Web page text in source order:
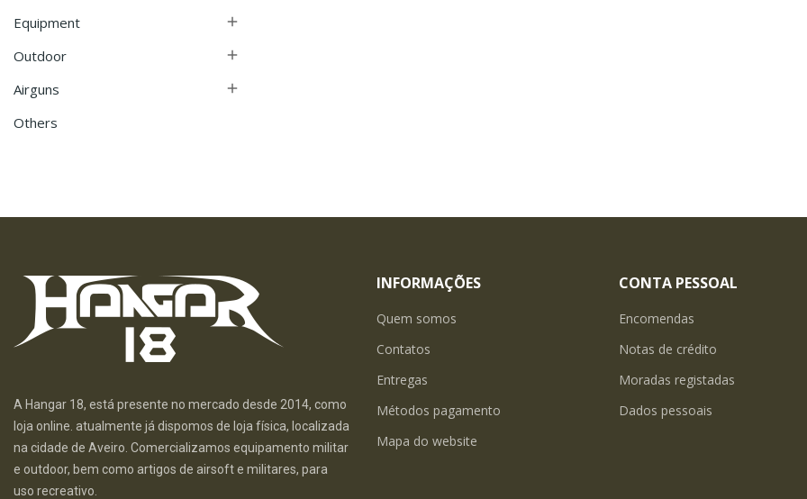
Equipment 
Outdoor 
Airguns 
Others
A Hangar 18, está presente no mercado desde 2014, como
loja online. atualmente já dispomos de loja física, localizada
na cidade de Aveiro. Comercializamos equipamento militar
e outdoor, bem como artigos de airsoft e militares, para
uso recreativo.
INFORMAÇÕES
Quem somos
Contatos
Entregas
Métodos pagamento
Mapa do website
CONTA PESSOAL
Encomendas
Notas de crédito
Moradas registadas
Dados pessoais